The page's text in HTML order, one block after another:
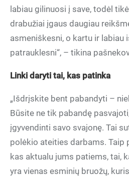
labiau gilinuosi į save, todėl
drabužiai įgaus daugiau
asmeniškesni, o kartu ir labiau
patrauklesni“, – tikina
Linki daryti tai, kas patinka
„Išdrįskite bent pabandyti –
Būsite ne tik pabandę
įgyvendinti savo svajonę. Tai
polėkio ateities darbams. Taip
kas aktualu jums patiems, tai,
yra vienas esminių bruožų,